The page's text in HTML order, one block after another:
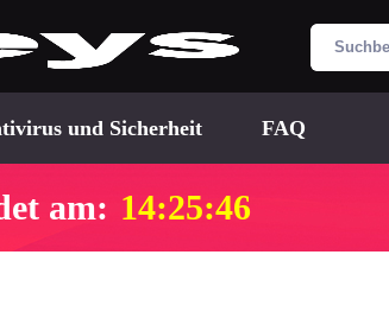
und Sicherheit FAQ
am: 14:25:45